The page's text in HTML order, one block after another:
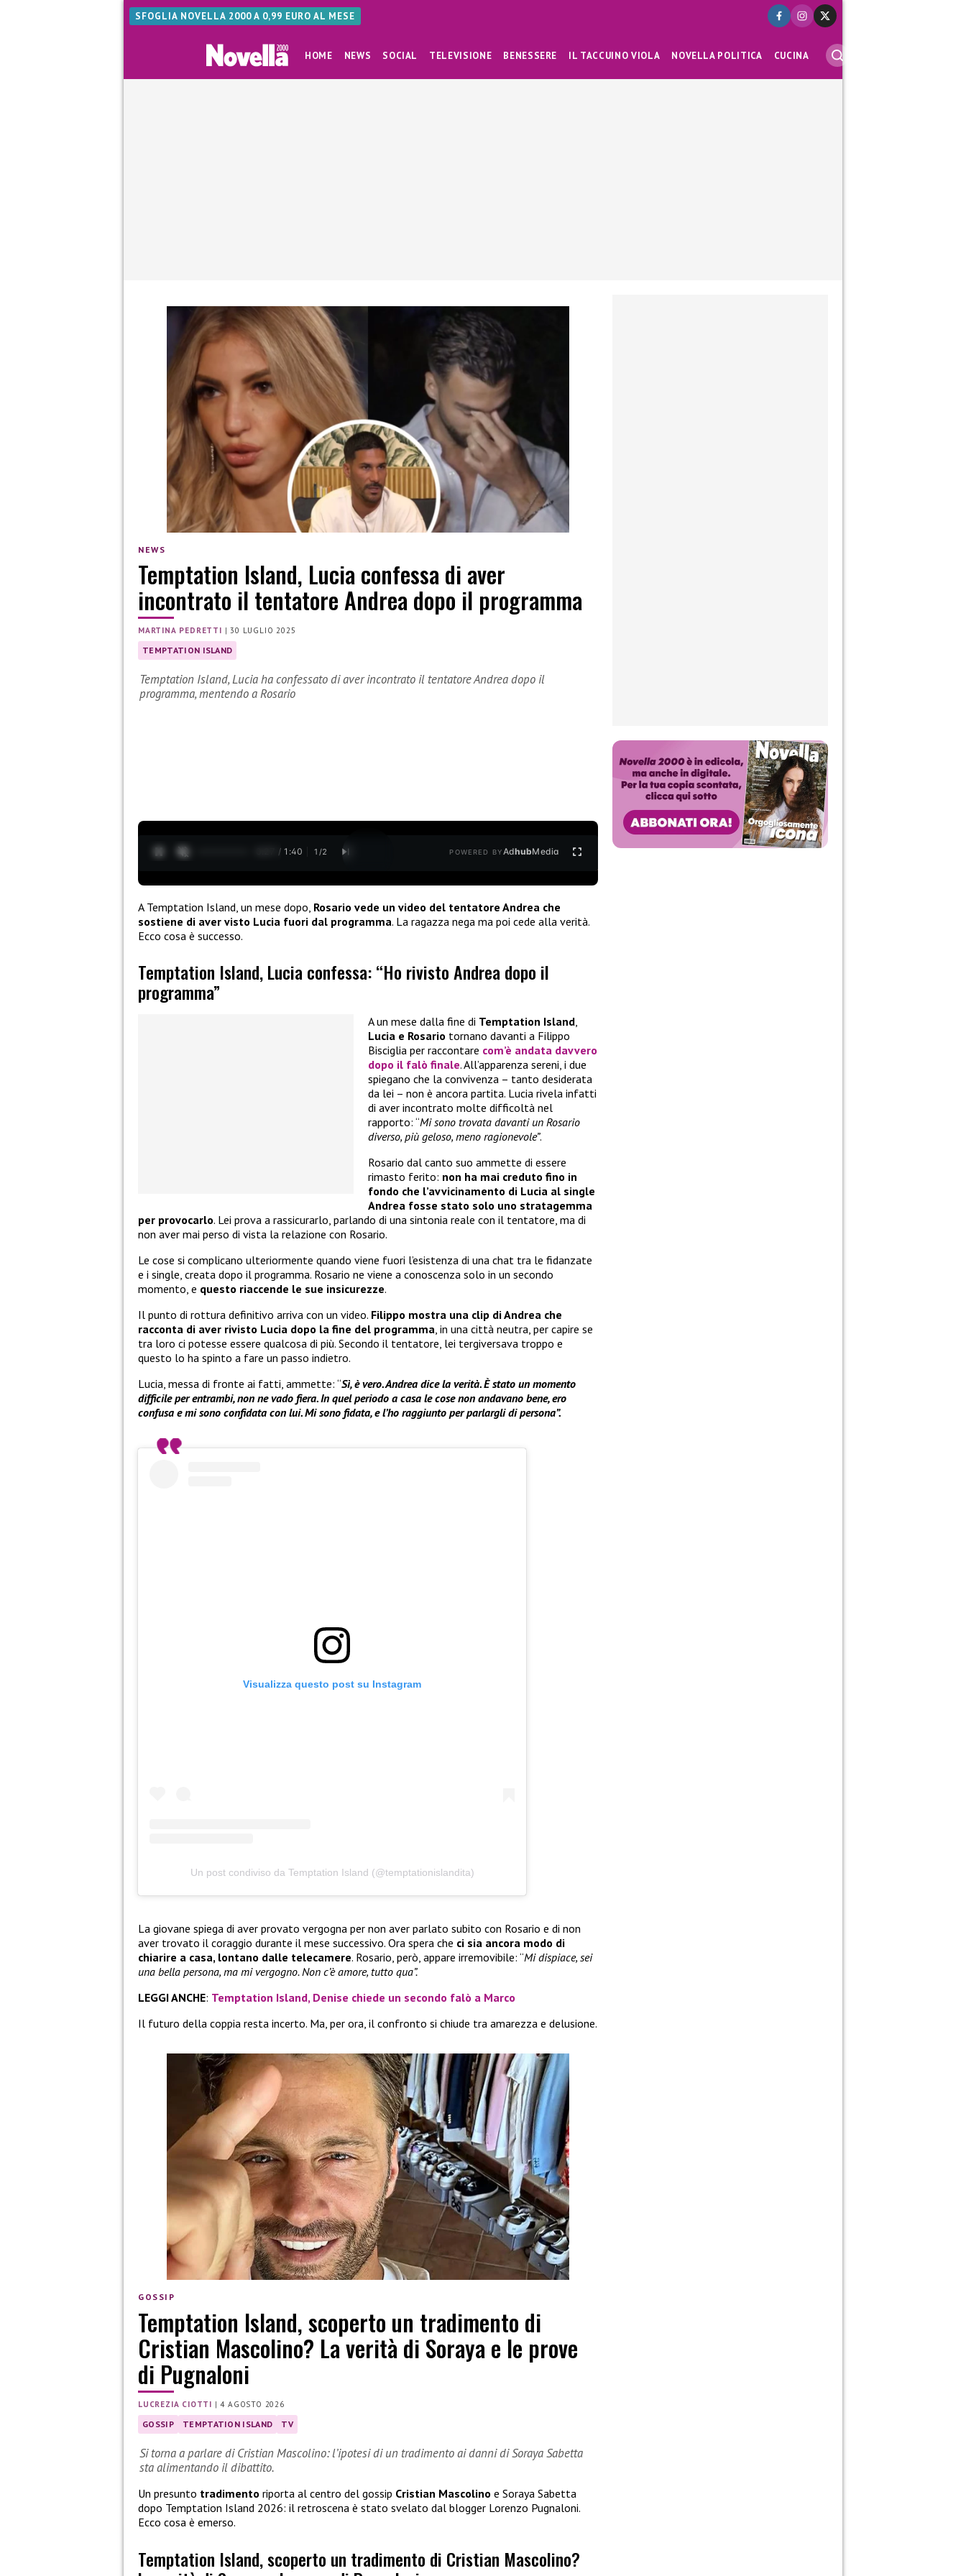
SFOGLIA NOVELLA 2000 A 0,99 EURO AL MESE
HOME NEWS SOCIAL TELEVISIONE BENESSERE IL TACCUINO VIOLA NOVELLA POLITICA CUCINA
NEWS
Temptation Island, Lucia confessa di aver
incontrato il tentatore Andrea dopo il programma
MARTINA PEDRETTI |30 LUGLIO 2025
TEMPTATION ISLAND
Temptation Island, Lucia ha confessato di aver incontrato il tentatore Andrea dopo il
programma, mentendo a Rosario
0:28 / 1:40 1 /2 POWERED BYAdhubMedia
A Temptation Island, un mese dopo, Rosario vede un video del tentatore Andrea che
sostiene di aver visto Lucia fuori dal programma. La ragazza nega ma poi cede alla verità.
Ecco cosa è successo.
Temptation Island, Lucia confessa: “Ho rivisto Andrea dopo il
programma”
A un mese dalla fine di Temptation Island,
Lucia e Rosario tornano davanti a Filippo
Bisciglia per raccontare com’è andata davvero
dopo il falò finale. All’apparenza sereni, i due
spiegano che la convivenza – tanto desiderata
da lei – non è ancora partita. Lucia rivela infatti
di aver incontrato molte difficoltà nel
rapporto: “Mi sono trovata davanti un Rosario
diverso, più geloso, meno ragionevole”.
Rosario dal canto suo ammette di essere
rimasto ferito: non ha mai creduto fino in
fondo che l’avvicinamento di Lucia al single
Andrea fosse stato solo uno stratagemma
per provocarlo. Lei prova a rassicurarlo, parlando di una sintonia reale con il tentatore, ma di
non aver mai perso di vista la relazione con Rosario.
Le cose si complicano ulteriormente quando viene fuori l’esistenza di una chat tra le fidanzate
e i single, creata dopo il programma. Rosario ne viene a conoscenza solo in un secondo
momento, e questo riaccende le sue insicurezze.
Il punto di rottura definitivo arriva con un video. Filippo mostra una clip di Andrea che
racconta di aver rivisto Lucia dopo la fine del programma, in una città neutra, per capire se
tra loro ci potesse essere qualcosa di più. Secondo il tentatore, lei tergiversava troppo e
questo lo ha spinto a fare un passo indietro.
Lucia, messa di fronte ai fatti, ammette: “Sì, è vero. Andrea dice la verità. È stato un momento
difficile per entrambi, non ne vado fiera. In quel periodo a casa le cose non andavano bene, ero
confusa e mi sono confidata con lui. Mi sono fidata, e l’ho raggiunto per parlargli di persona”.
Visualizza questo post su Instagram
Un post condiviso da Temptation Island (@temptationislandita)
La giovane spiega di aver provato vergogna per non aver parlato subito con Rosario e di non
aver trovato il coraggio durante il mese successivo. Ora spera che ci sia ancora modo di
chiarire a casa, lontano dalle telecamere. Rosario, però, appare irremovibile: “Mi dispiace, sei
una bella persona, ma mi vergogno. Non c’è amore, tutto qua”.
LEGGI ANCHE: Temptation Island, Denise chiede un secondo falò a Marco
Il futuro della coppia resta incerto. Ma, per ora, il confronto si chiude tra amarezza e delusione.
GOSSIP
Temptation Island, scoperto un tradimento di
Cristian Mascolino? La verità di Soraya e le prove
di Pugnaloni
LUCREZIA CIOTTI |4 AGOSTO 2026
GOSSIP TEMPTATION ISLAND TV
Si torna a parlare di Cristian Mascolino: l’ipotesi di un tradimento ai danni di Soraya Sabetta
sta alimentando il dibattito.
Un presunto tradimento riporta al centro del gossip Cristian Mascolino e Soraya Sabetta
dopo Temptation Island 2026: il retroscena è stato svelato dal blogger Lorenzo Pugnaloni.
Ecco cosa è emerso.
Temptation Island, scoperto un tradimento di Cristian Mascolino?